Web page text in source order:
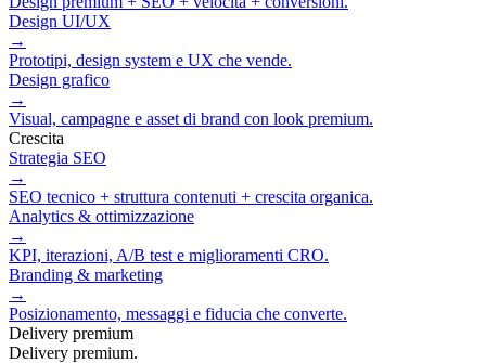
Design UI/UX
→
Prototipi, design system e UX che vende.
Design grafico
→
Visual, campagne e asset di brand con look premium.
Crescita
Strategia SEO
→
SEO tecnico + struttura contenuti + crescita organica.
Analytics & ottimizzazione
→
KPI, iterazioni, A/B test e miglioramenti CRO.
Branding & marketing
→
Posizionamento, messaggi e fiducia che converte.
Delivery premium
Delivery premium.